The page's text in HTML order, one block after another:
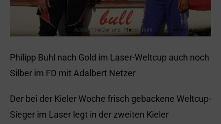
Philipp Buhl nach Gold im Laser-Weltcup auch noch
Silber im FD mit Adalbert Netzer
Der bei der Kieler Woche frisch gebackene Weltcup-
Sieger im Laser legt in der zweiten Kieler